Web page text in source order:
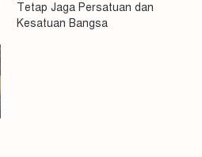
Tetap Jaga Persatuan dan
Kesatuan Bangsa